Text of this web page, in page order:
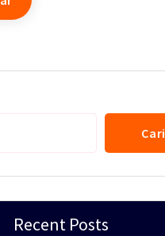
Cari
Recent Posts